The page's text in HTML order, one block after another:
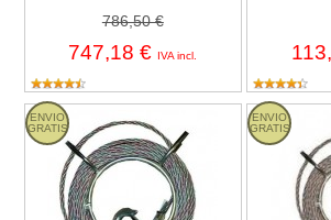
786,50 €
747,18 € IVA incl.
ENVIO
GRATIS
Cable Tractel para TIRFOR T-13 / T-516
ENVIO
GRATIS
Cable